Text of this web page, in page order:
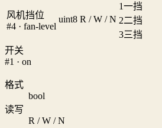
风机挡位
#4 · fan-level
uint8 R / W / N
1一挡
2二挡
3三挡
开关
#1 · on
格式
bool
读写
R / W / N